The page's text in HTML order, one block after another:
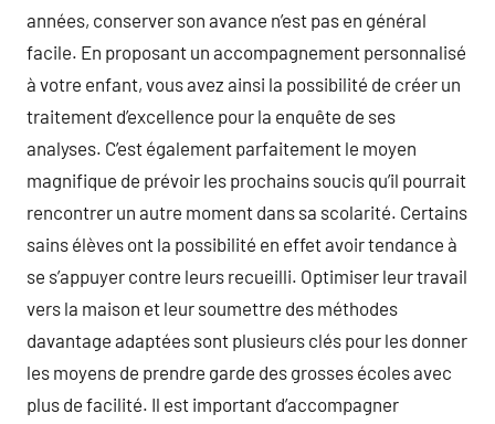
années, conserver son avance n’est pas en général
facile. En proposant un accompagnement personnalisé
à votre enfant, vous avez ainsi la possibilité de créer un
traitement d’excellence pour la enquête de ses
analyses. C’est également parfaitement le moyen
magnifique de prévoir les prochains soucis qu’il pourrait
rencontrer un autre moment dans sa scolarité. Certains
sains élèves ont la possibilité en effet avoir tendance à
se s’appuyer contre leurs recueilli. Optimiser leur travail
vers la maison et leur soumettre des méthodes
davantage adaptées sont plusieurs clés pour les donner
les moyens de prendre garde des grosses écoles avec
plus de facilité. Il est important d’accompagner